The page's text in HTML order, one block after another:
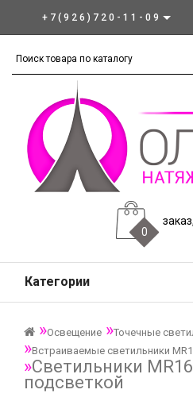
+7(926)720-11-09
0
Категории
Освещение
Точечные
Встраиваемые светильники
Светильники MR16
подсветкой